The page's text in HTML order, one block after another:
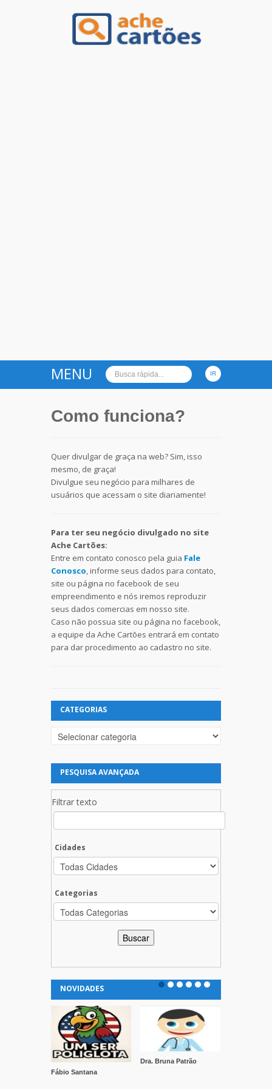
MENU
Como funciona?
Quer divulgar de graça na web? Sim, isso
mesmo, de graça!
Divulgue seu negócio para milhares de
usuários que acessam o site diariamente!
Para ter seu negócio divulgado no site
Ache Cartões:
Entre em contato conosco pela guia Fale
Conosco, informe seus dados para contato,
site ou página no facebook de seu
empreendimento e nós iremos reproduzir
seus dados comercias em nosso site.
Caso não possua site ou página no facebook,
a equipe da Ache Cartões entrará em contato
para dar procedimento ao cadastro no site.
CATEGORIAS
Categorias
PESQUISA AVANÇADA
Filtrar texto
Cidades
Categorias
NOVIDADES
Fábio Santana
Dra. Bruna Patrão